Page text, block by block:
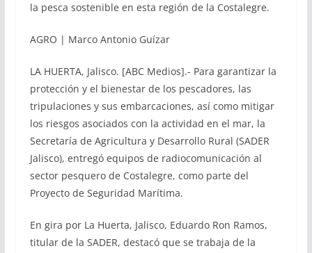
la pesca sostenible en esta región de la Costalegre.
AGRO | Marco Antonio Guízar
LA HUERTA, Jalisco. [ABC Medios].- Para garantizar la
protección y el bienestar de los pescadores, las
tripulaciones y sus embarcaciones, así como mitigar
los riesgos asociados con la actividad en el mar, la
Secretaría de Agricultura y Desarrollo Rural (SADER
Jalisco), entregó equipos de radiocomunicación al
sector pesquero de Costalegre, como parte del
Proyecto de Seguridad Marítima.
En gira por La Huerta, Jalisco, Eduardo Ron Ramos,
titular de la SADER, destacó que se trabaja de la